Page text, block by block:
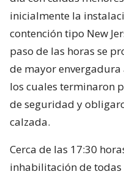
inicialmente la
contención tipo New
paso de las horas se
de mayor envergadura
los cuales terminaron
de seguridad y
calzada.
Cerca de las 17:30
inhabilitación de todas